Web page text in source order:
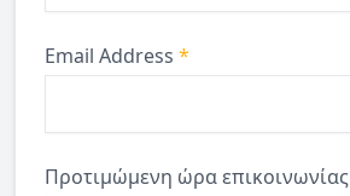
Email Address *
Προτιμώμενη ώρα επικοινωνίας